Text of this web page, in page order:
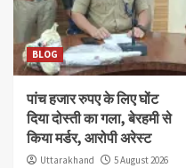
BLOG
पांच हजार रुपए के लिए घोंट
दिया दोस्ती का गला, बेरहमी से
किया मर्डर, आरोपी अरेस्ट
Uttarakhand
5 August 2026